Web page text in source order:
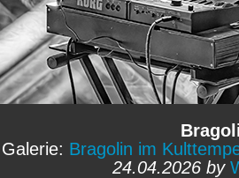
Galerie: Bragolin im
24.04.2026 by